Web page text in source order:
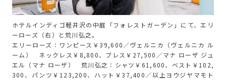
ホテルインディゴ軽井沢の中庭「フォレストガーデン」にて、エリ
ーローズ（右）と荒川弘之。
エリーローズ：ワンピース￥39,600／ヴェルニカ（ヴェルニカ ル
ーム） ネックレス￥8,800、ブレス￥27,500／マナ ローザ ジュ
エル（マナ ローザ） 荒川弘之：シャツ￥61,600、ベスト￥102,
300、パンツ￥123,200、ハット￥37,400／以上ヨウジヤマモト